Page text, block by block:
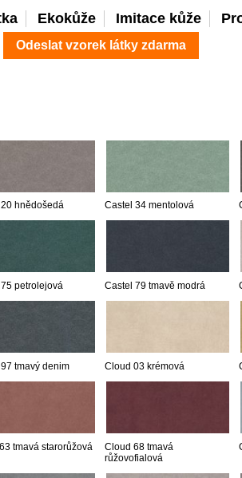
Ekokůže Imitace kůže
Odeslat vzorek látky zdarma
hnědošedá Castel 34 mentolová
petrolejová Castel 79 tmavě modrá
tmavý denim Cloud 03 krémová
tmavá starorůžová
Cloud 68 tmavá
růžovofialová